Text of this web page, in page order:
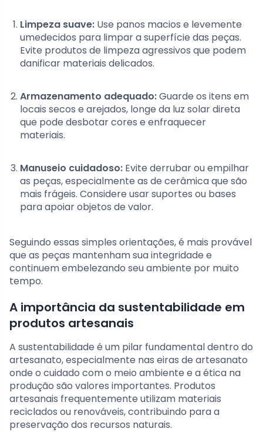
Limpeza suave: Use panos macios e levemente
umedecidos para limpar a superfície das peças.
Evite produtos de limpeza agressivos que podem
danificar materiais delicados.
Armazenamento adequado:Guarde os itens em
locais secos e arejados, longe da luz solar direta
que pode desbotar cores e enfraquecer
materiais.
Manuseio cuidadoso: Evite derrubar ou empilhar
as peças, especialmente as de cerâmica que são
mais frágeis. Considere usar suportes ou bases
para apoiar objetos de valor.
Seguindo essas simples orientações, é mais provável
que as peças mantenham sua integridade e
continuem embelezando seu ambiente por muito
tempo.
A importância da sustentabilidade em
produtos artesanais
A sustentabilidade é um pilar fundamental dentro do
artesanato, especialmente nas eiras de artesanato
onde o cuidado com o meio ambiente e a ética na
produção são valores importantes. Produtos
artesanais frequentemente utilizam materiais
reciclados ou renováveis, contribuindo para a
preservação dos recursos naturais.